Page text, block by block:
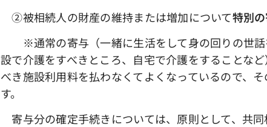
➁被相続人の財産の維持または増加について特別
※通常の寄与（一緒に生活をして身の回りの世話
設で介護をすべきところ、自宅で介護をすることな
べき施設利用料を払わなくてよくなっているので、
す。
寄与分の確定手続きについては、原則として、共